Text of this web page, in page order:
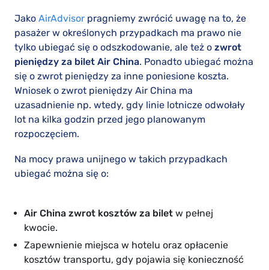
Jako AirAdvisor pragniemy zwrócić uwagę na to, że
pasażer w określonych przypadkach ma prawo nie
tylko ubiegać się o odszkodowanie, ale też o zwrot
pieniędzy za bilet Air China. Ponadto ubiegać można
się o zwrot pieniędzy za inne poniesione koszta.
Wniosek o zwrot pieniędzy Air China ma
uzasadnienie np. wtedy, gdy linie lotnicze odwołały
lot na kilka godzin przed jego planowanym
rozpoczęciem.
Na mocy prawa unijnego w takich przypadkach
ubiegać można się o:
Air China zwrot kosztów za bilet w pełnej
kwocie.
Zapewnienie miejsca w hotelu oraz opłacenie
kosztów transportu, gdy pojawia się konieczność